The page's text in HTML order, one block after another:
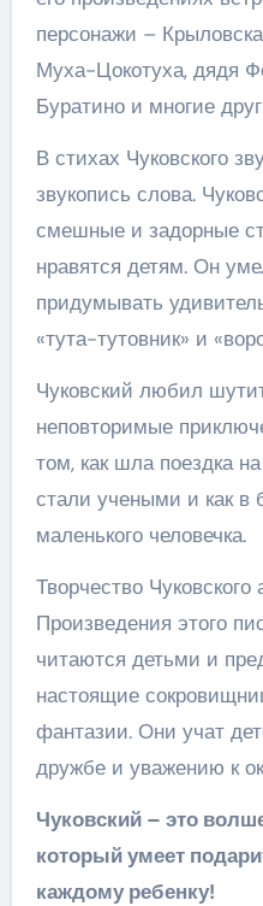
персонажи –
Муха-Цокотуха, дядя
Буратино и многие
В стихах Чуковского
звукопись слова.
смешные и задорные
нравятся детям. Он
придумывать
«тута-тутовник» и
Чуковский любил
неповторимые
том, как шла поездка
стали учеными и как в
маленького человечка.
Творчество
Произведения этого
читаются детьми и
настоящие
фантазии. Они учат
дружбе и уважению к
Чуковский – это
который умеет
каждому ребенку!